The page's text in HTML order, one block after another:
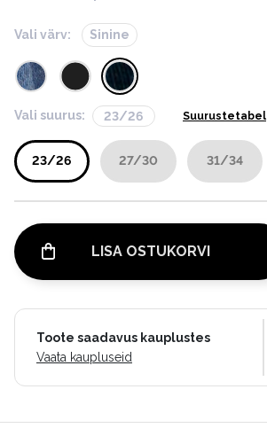
Vali värv: Sinine
Vali suurus: 23/26 Suurustetabel
23/26 27/30 31/34
LISA OSTUKORVI
Toote saadavus kauplustes
Vaata kaupluseid